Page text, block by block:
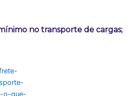
no transporte de cargas;